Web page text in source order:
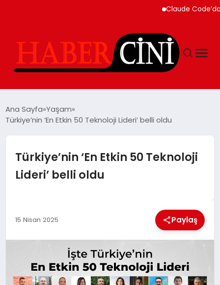
Claude Code’da
GÜNCEL
MAGAZIN
EKONOMI
Ana Sayfa Yaşam
Türkiye’nin ‘En Etkin 50 Teknoloji Lideri’ belli oldu
Türkiye’nin ‘En Etkin 50 Teknoloji
Lideri’ belli oldu
15 Nisan 2025 Paylaş